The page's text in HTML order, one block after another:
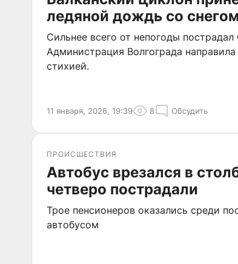
ледяной дождь со снегом
Сильнее всего от непогоды
Администрация Волгограда
стихией.
11 января, 2026, 19:39 8 Обсудить
ПРОИСШЕСТВИЯ
Автобус врезался в
четверо пострадали
Трое пенсионеров оказались среди
автобусом